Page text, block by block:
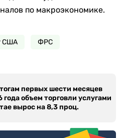
по макроэкономике.
США ФРС
первых шести месяцев
года объем торговли услугами
вырос на 8,3 проц.